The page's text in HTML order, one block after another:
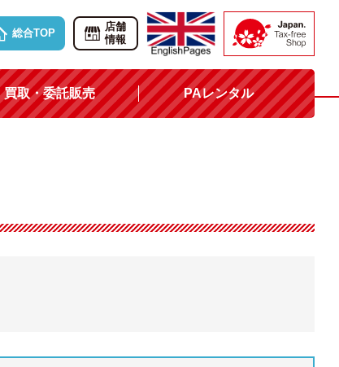
総合TOP
店舗
情報
買取・委託販売 PAレンタル